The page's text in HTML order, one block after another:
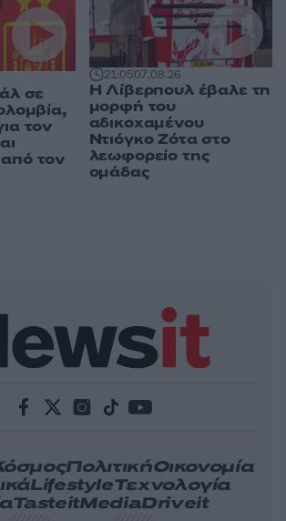
σε
τον
τον
21:0507.08.26
Η Λίβερπουλ έβαλε τη
μορφή του
αδικοχαμένου
Ντιόγκο Ζότα στο
λεωφορείο της
ομάδας
ΠολιτικήΟικονομία
LifestyleΤεχνολογία
TasteitMediaDriveit